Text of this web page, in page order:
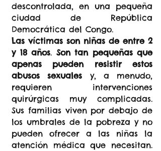
descontrolada, en una pequeña
ciudad de República
Democrática del Congo.
Las víctimas son niñas de entre 2
y 18 años. Son tan pequeñas que
apenas pueden resistir estos
abusos sexuales y, a menudo,
requieren intervenciones
quirúrgicas muy complicadas.
Sus familias viven por debajo de
los umbrales de la pobreza y no
pueden ofrecer a las niñas la
atención médica que necesitan.